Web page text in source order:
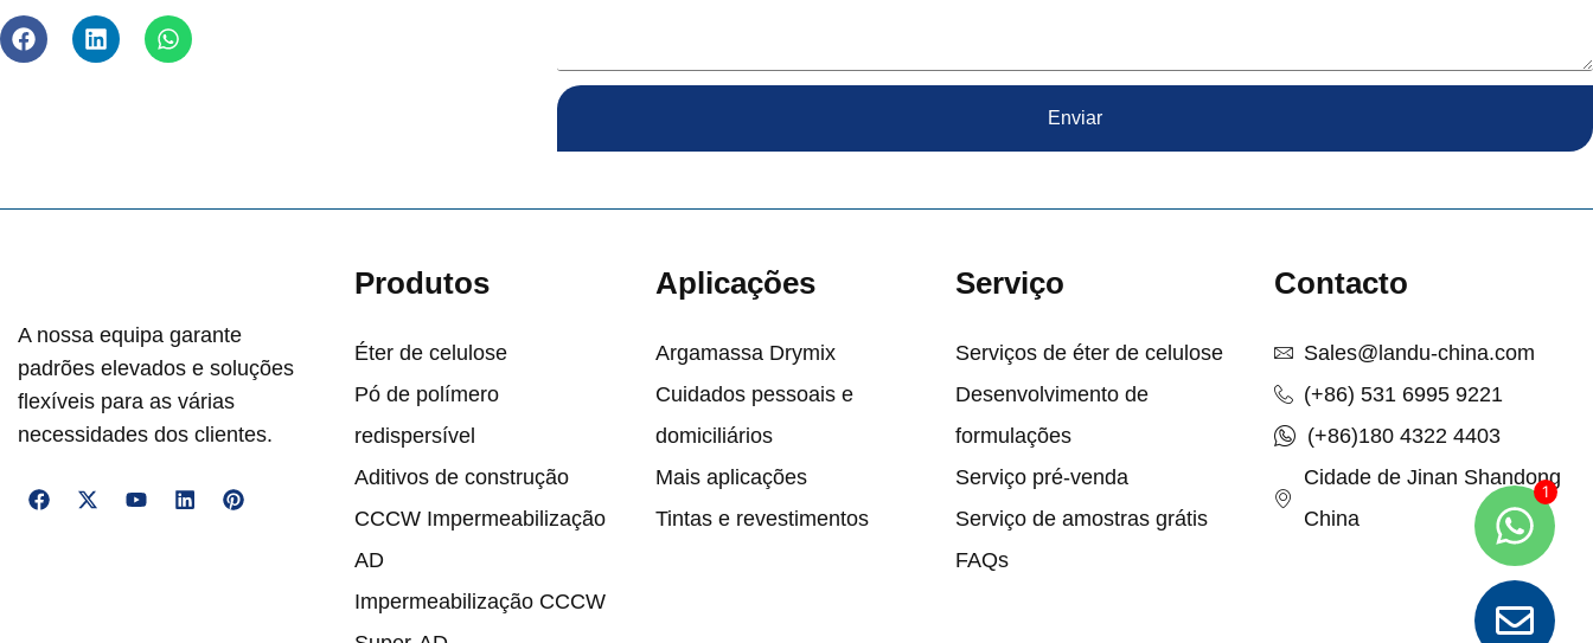
Enviar
A nossa equipa garante
padrões elevados e soluções
flexíveis para as várias
necessidades dos clientes.
Produtos
Éter de celulose
Pó de polímero
redispersível
Aditivos de construção
CCCW Impermeabilização
AD
Impermeabilização CCCW
Aplicações
Argamassa Drymix
Cuidados pessoais e
domiciliários
Mais aplicações
Tintas e revestimentos
Serviço
Serviços de éter de celulose
Desenvolvimento de
formulações
Serviço pré-venda
Serviço de amostras grátis
FAQs
Contacto
Sales@landu-china.com
(+86) 531 6995 9221
(+86)180 4322 4403
Cidade de Jinan Shandong
China